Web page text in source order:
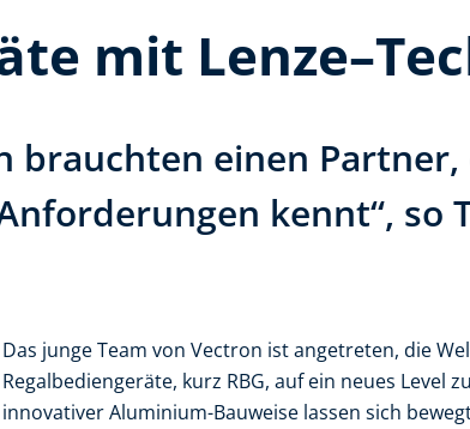
mit
brauchten einen
kennt“, so
Das junge Team von Vectron ist angetreten, die
Regalbediengeräte, kurz RBG, auf ein neues Level
innovativer Aluminium-Bauweise lassen sich